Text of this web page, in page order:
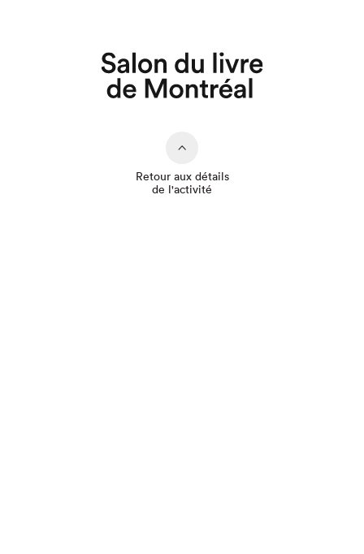
Retour aux détails
de l'activité